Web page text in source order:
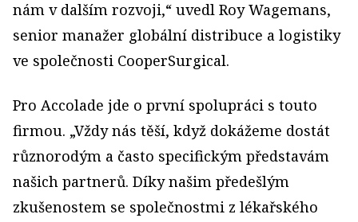
nám v dalším rozvoji,“ uvedl Roy Wagemans,
senior manažer globální distribuce a logistiky
ve společnosti CooperSurgical.
Pro Accolade jde o první spolupráci s touto
firmou. „Vždy nás těší, když dokážeme dostát
různorodým a často specifickým představám
našich partnerů. Díky našim předešlým
zkušenostem se společnostmi z lékařského